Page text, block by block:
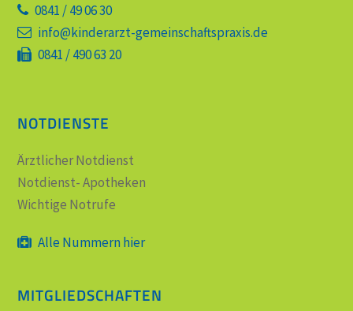
0841 / 49 06 30
info@kinderarzt-gemeinschaftspraxis.de
0841 / 490 63 20
NOTDIENSTE
Ärztlicher Notdienst
Notdienst- Apotheken
Wichtige Notrufe
Alle Nummern hier
MITGLIEDSCHAFTEN